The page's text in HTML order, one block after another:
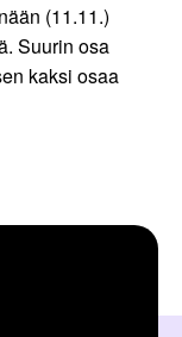
(11.11.)
Suurin osa
kaksi osaa